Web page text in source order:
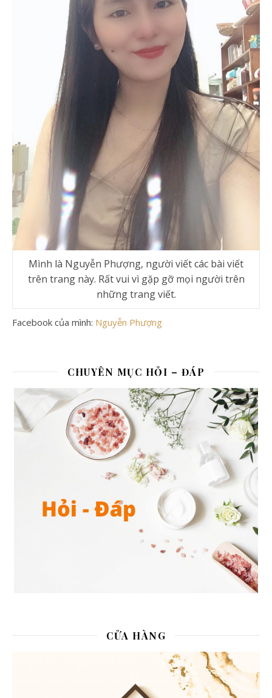
Mình là Nguyễn Phượng, người viết các bài viết
trên trang này. Rất vui vì gặp gỡ mọi người trên
những trang viết.
Facebook của mình: Nguyễn Phượng
CHUYÊN MỤC HỎI – ĐÁP
CỬA HÀNG